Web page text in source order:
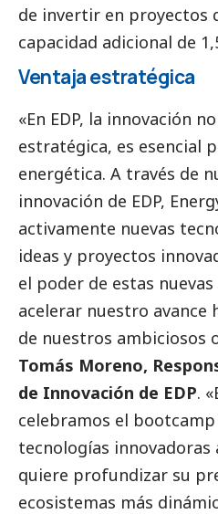
de invertir en proyectos
capacidad adicional de
Ventaja estratégica
«En EDP, la innovación
estratégica, es esencial
energética. A través de
innovación de EDP,
activamente nuevas
ideas y proyectos
el poder de estas
acelerar nuestro avance
de nuestros ambiciosos
Tomás Moreno,
de Innovación de EDP.
celebramos el bootcamp
tecnologías innovadoras
quiere profundizar su
ecosistemas más